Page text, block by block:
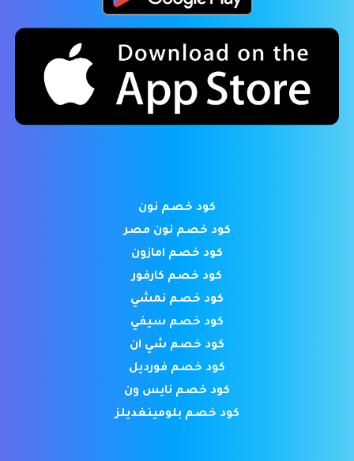
كود خصم نون
كود خصم نون مصر
كود خصم امازون
كود خصم كارفور
كود خصم نمشي
كود خصم سيفي
كود خصم شي ان
كود خصم فورديل
كود خصم نايس ون
كود خصم بلومينغديلز